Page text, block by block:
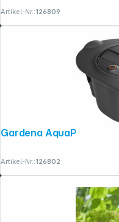
Artikel-Nr.:126809
Gardena AquaPrecise
Artikel-Nr.:126802